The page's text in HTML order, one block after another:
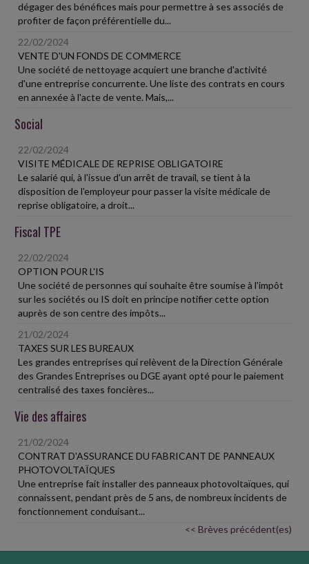
dégager des bénéfices mais pour permettre à ses associés de
profiter de façon préférentielle du...
22/02/2024
VENTE D'UN FONDS DE COMMERCE
Une société de nettoyage acquiert une branche d'activité
d'une entreprise concurrente. Une liste des contrats en cours
en annexée à l'acte de vente. Mais,...
Social
22/02/2024
VISITE MÉDICALE DE REPRISE OBLIGATOIRE
Le salarié qui, à l'issue d'un arrêt de travail, se tient à la
disposition de l'employeur pour passer la visite médicale de
reprise obligatoire, a droit...
Fiscal TPE
22/02/2024
OPTION POUR L'IS
Une société de personnes qui souhaite être soumise à l'impôt
sur les sociétés ou IS doit en principe notifier cette option
auprès de son centre des impôts...
21/02/2024
TAXES SUR LES BUREAUX
Les grandes entreprises qui relèvent de la Direction Générale
des Grandes Entreprises ou DGE ayant opté pour le paiement
centralisé des taxes foncières...
Vie des affaires
21/02/2024
CONTRAT D'ASSURANCE DU FABRICANT DE PANNEAUX
PHOTOVOLTAÏQUES
Une entreprise fait installer des panneaux photovoltaïques, qui
connaissent, pendant près de 5 ans, de nombreux incidents de
fonctionnement conduisant...
<< Brèves précédent(es)